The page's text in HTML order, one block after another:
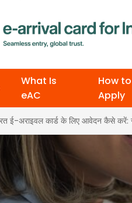
What Is
eAC
How to
Apply
ई-अराइवल कार्ड के लिए आवेदन कैसे